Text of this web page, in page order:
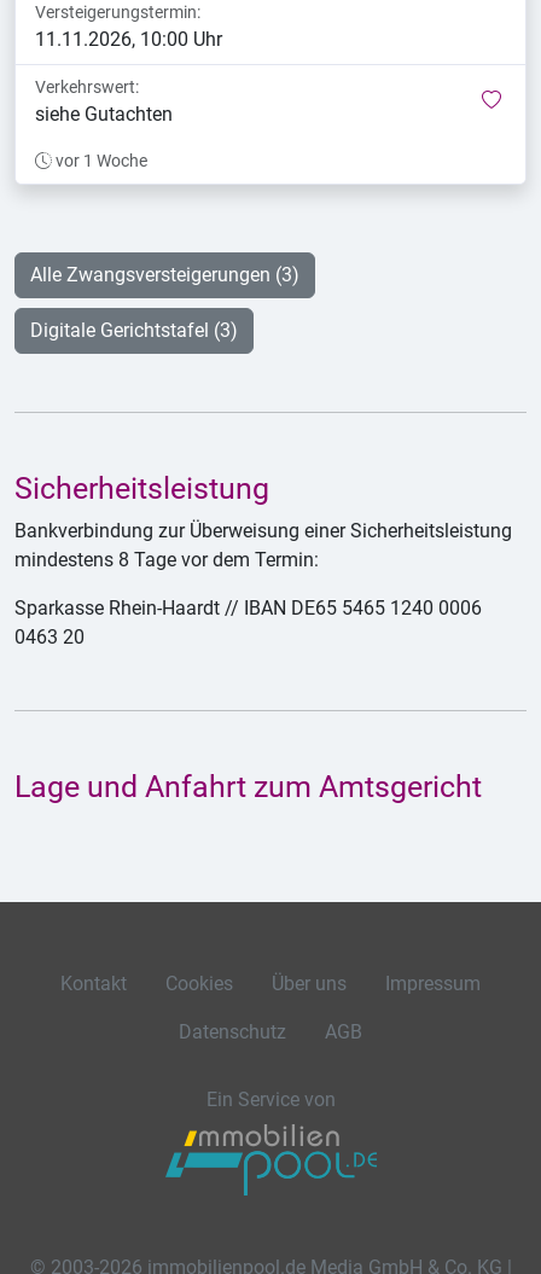
Versteigerungstermin:
11.11.2026, 10:00 Uhr
Verkehrswert:
siehe Gutachten
vor 1 Woche
Alle Zwangsversteigerungen (3)
Digitale Gerichtstafel (3)
Sicherheitsleistung
Bankverbindung zur Überweisung einer Sicherheitsleistung
mindestens 8 Tage vor dem Termin:
Sparkasse Rhein-Haardt // IBAN DE65 5465 1240 0006
0463 20
Lage und Anfahrt zum Amtsgericht
Kontakt Cookies Über uns Impressum
Datenschutz AGB
Ein Service von
© 2003-2026 immobilienpool.de Media GmbH & Co. KG |